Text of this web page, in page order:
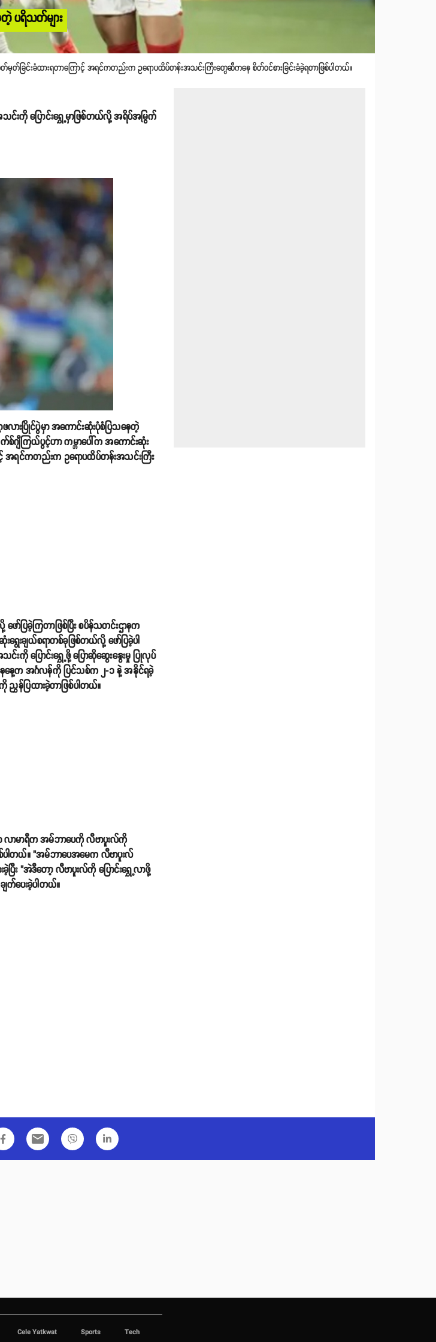
ပရိသတ်များ
ခြင်းခံထားရတာကြောင့် အရင်ကတည်းက ဥရောပထိပ်တန်းအသင်းကြီးတွေဆီကနေ စိတ်ဝင်စားခြင်းခံခဲ့ရတာဖြစ်ပါတယ်။
ကို ပြောင်းရွှေ့မှာဖြစ်တယ်လို့ အရိပ်အမြွက်
ဖလားပြိုင်ပွဲမှာ အကောင်းဆုံးပုံစံပြသနေတဲ့
ဂျီကြယ်ပွင့်ဟာ ကမ္ဘာပေါ်က အကောင်းဆုံး
အရင်ကတည်းက ဥရောပထိပ်တန်းအသင်းကြီး
ပြခဲ့ကြတာဖြစ်ပြီး စပိန်သတင်းဌာနက
းချယ်စရာတစ်ခုဖြစ်တယ်လို့ ဖော်ပြခဲ့ပါ
ပြောင်းရွှေ့ဖို့ ပြောဆိုဆွေးနွေးမှု ပြုလုပ်
ေနေ့က အင်္ဂလန်ကို ပြင်သစ်က ၂-၁ နဲ့ အနိုင်ရခဲ့
ပြထားခဲ့တာဖြစ်ပါတယ်။
လာမာရီက အမ်ဘာပေကို လီဗာပူးလ်ကို
စ်ပါတယ်။ "အမ်ဘာပေအမေက လီဗာပူးလ်
ြီး "အဲဒီတော့ လီဗာပူးလ်ကို ပြောင်းရွှေ့လာဖို့
က်ပေးခဲ့ပါတယ်။
email
Cele Yatkwat Sports Tech